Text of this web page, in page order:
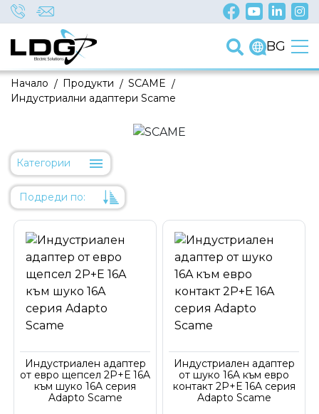
BG
/
Начало /
Продукти /
SCAME
Индустриални адаптери Scame
Категории
Подреди по:
Име
Код на артикул
Код на артикул
Индустриален адаптер
от евро щепсел 2P+Е 16A
към шуко 16A серия
Adapto Scame
Индустриален адаптер
от шуко 16A към евро
контакт 2P+Е 16A серия
Adapto Scame